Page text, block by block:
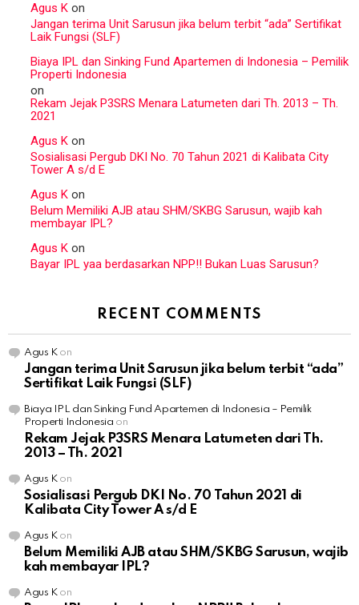
Agus K on
Jangan terima Unit Sarusun jika belum terbit “ada” Sertifikat
Laik Fungsi (SLF)
Biaya IPL dan Sinking Fund Apartemen di Indonesia – Pemilik
Properti Indonesia
on
Rekam Jejak P3SRS Menara Latumeten dari Th. 2013 – Th.
2021
Agus K on
Sosialisasi Pergub DKI No. 70 Tahun 2021 di Kalibata City
Tower A s/d E
Agus K on
Belum Memiliki AJB atau SHM/SKBG Sarusun, wajib kah
membayar IPL?
Agus K on
Bayar IPL yaa berdasarkan NPP!! Bukan Luas Sarusun?
RECENT COMMENTS
Agus Kon
Jangan terima Unit Sarusun jika belum terbit “ada”
Sertifikat Laik Fungsi (SLF)
Biaya IPL dan Sinking Fund Apartemen di Indonesia – Pemilik
Properti Indonesia on
Rekam Jejak P3SRS Menara Latumeten dari Th.
2013 – Th. 2021
Agus Kon
Sosialisasi Pergub DKI No. 70 Tahun 2021 di
Kalibata City Tower A s/d E
Agus Kon
Belum Memiliki AJB atau SHM/SKBG Sarusun, wajib
kah membayar IPL?
Agus Kon